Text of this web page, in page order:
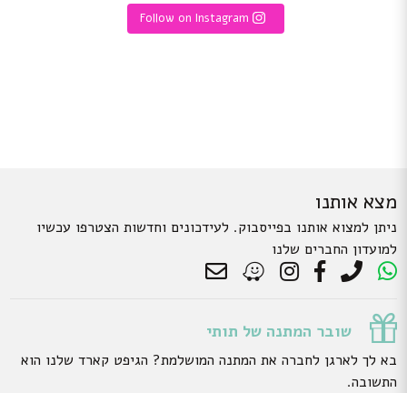
Follow on Instagram
מצא אותנו
ניתן למצוא אותנו בפייסבוק. לעידכונים וחדשות הצטרפו עכשיו
למועדון החברים שלנו
שובר המתנה של תותי
בא לך לארגן לחברה את המתנה המושלמת? הגיפט קארד שלנו הוא
התשובה.